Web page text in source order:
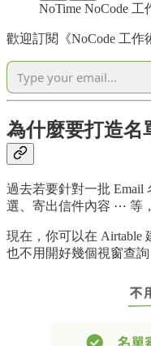
NoTime NoCode
歡迎訂閱《NoCode 工
為什麼要打造名
過去若要針對一批 Email
選、寄出信件內容 ⋯ 等
現在，你可以在 Airtable
也不用開好幾個視窗查